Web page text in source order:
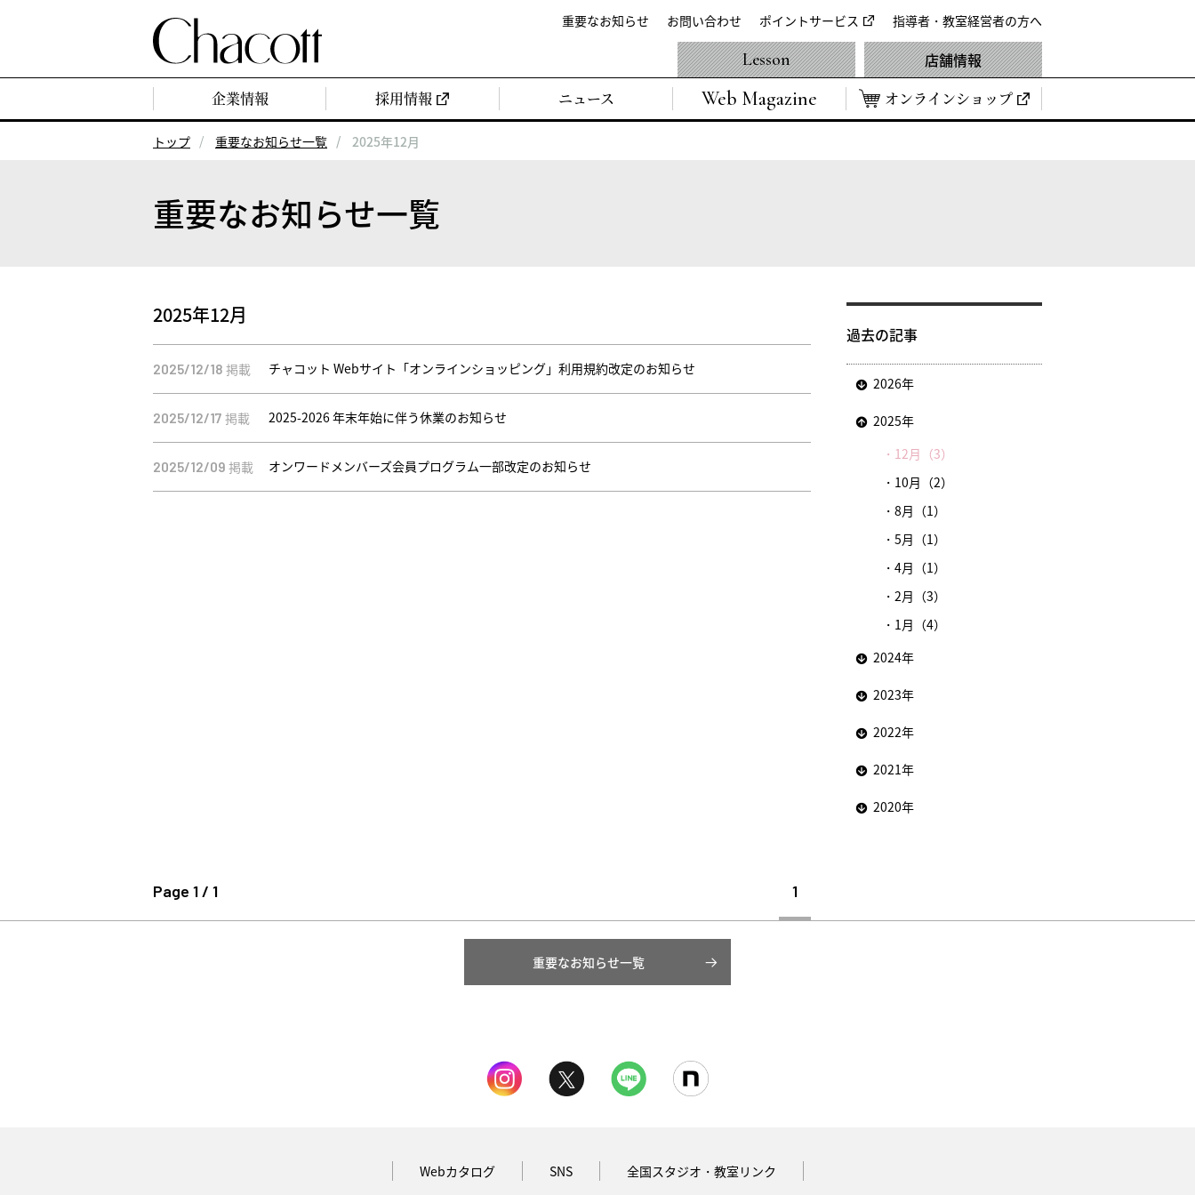
重要なお知らせ お問い合わせ ポイントサービス 指導者・教室経営者の方へ
企業情報 採用情報 ニュース Web Magazine オンラインショップ
Lesson 店舗情報
トップ 重要なお知らせ一覧 2025年12月
重要なお知らせ一覧
2025年12月
2025/12/18 掲載 チャコット Webサイト「オンラインショッピング」利用規約改定のお知らせ
2025/12/17 掲載 2025-2026 年末年始に伴う休業のお知らせ
2025/12/09 掲載 オンワードメンバーズ会員プログラム一部改定のお知らせ
過去の記事
2026年
2025年
12月（3）
10月（2）
8月（1）
5月（1）
4月（1）
2月（3）
1月（4）
2024年
2023年
2022年
2021年
2020年
Page 1 / 1 1
重要なお知らせ一覧
Webカタログ SNS 全国スタジオ・教室リンク